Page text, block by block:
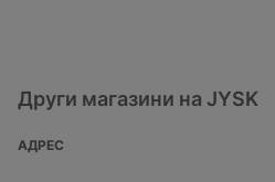
Други магазини на JYSK
АДРЕС